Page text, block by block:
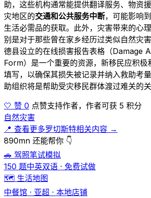
助，这些机构通常能提供翻译服务、物资
灾地区的交通和公共服务中断，可能影响
生活必需品的获取。此外，灾害带来的心
别是对于那些曾在家乡经历过类似自然灾
德县设立的在线损害报告表格（Damage
Form）是一个重要的资源，新移民应积极
填写，以确保其损失被记录并纳入救助考
助组织将是帮助受灾移民群体渡过难关的关
🤍 赞 0 点赞支持作者，作者可获 5 积分
自然灾害
📍 查看更多罗切斯特相关内容 →
890mn 还能帮你 👇
🚗 驾照笔试模拟
150 题中英双语 · 免费试做
🗺️ 生活地图
中餐馆 · 亚超 · 本地店铺